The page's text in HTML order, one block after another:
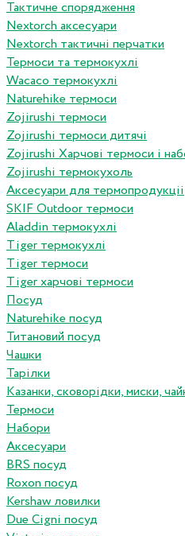
Тактичне спорядження
Nextorch аксесуари
Nextorch тактичні перчатки
Термоси та термокухлі
Wacaco термокухлі
Naturehike термоси
Zojirushi термоси
Zojirushi термоси дитячі
Zojirushi Харчові термоси і
Zojirushi термокухоль
Аксесуари для термопродукціі
SKIF Outdoor термоси
Aladdin термокухлі
Tiger термокухлі
Tiger термоси
Tiger харчові термоси
Посуд
Naturehike посуд
Титановий посуд
Чашки
Тарілки
Казанки, сковорідки, миски,
Термоси
Набори
Аксесуари
BRS посуд
Roxon посуд
Kershaw ловилки
Due Cigni посуд